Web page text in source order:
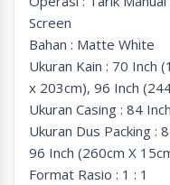
Screen
Bahan : Matte White
Ukuran Kain : 70 Inch
x 203cm), 96 Inch
Ukuran Casing : 84
Ukuran Dus Packing :
96 Inch (260cm X
Format Rasio : 1 : 1